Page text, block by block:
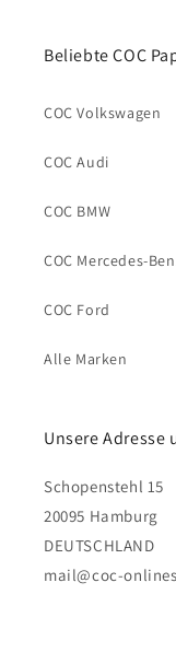
Beliebte COC
COC Volkswagen
COC Audi
COC BMW
COC Mercedes-
COC Ford
Alle Marken
Unsere Adresse
Schopenstehl 15
20095 Hamburg
DEUTSCHLAND
mail@coc-